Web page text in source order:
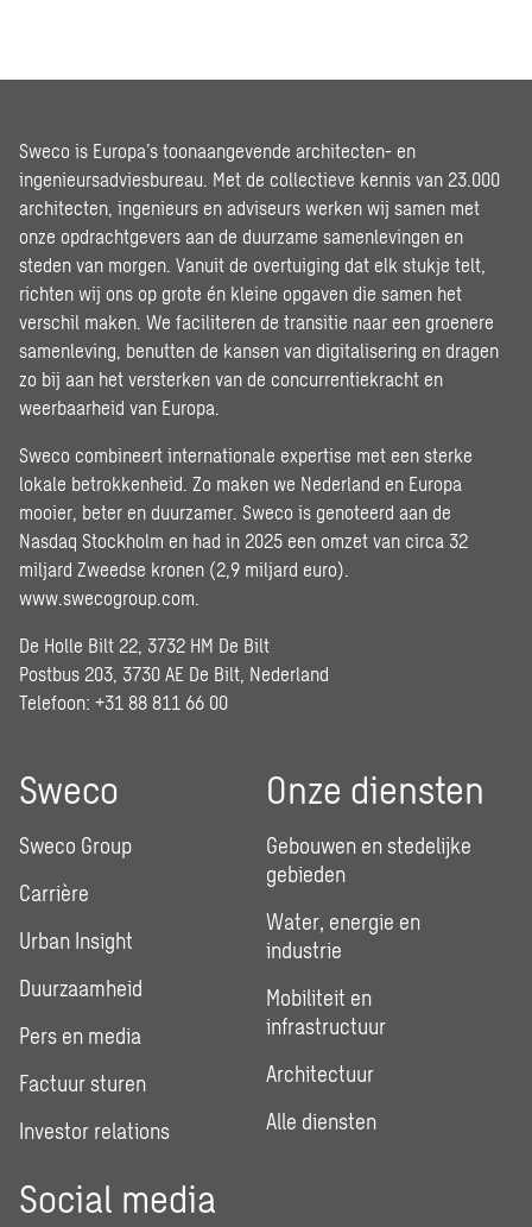
Sweco is Europa’s toonaangevende architecten- en
ingenieursadviesbureau. Met de collectieve kennis van 23.000
architecten, ingenieurs en adviseurs werken wij samen met
onze opdrachtgevers aan de duurzame samenlevingen en
steden van morgen. Vanuit de overtuiging dat elk stukje telt,
richten wij ons op grote én kleine opgaven die samen het
verschil maken. We faciliteren de transitie naar een groenere
samenleving, benutten de kansen van digitalisering en dragen
zo bij aan het versterken van de concurrentiekracht en
weerbaarheid van Europa.
Sweco combineert internationale expertise met een sterke
lokale betrokkenheid. Zo maken we Nederland en Europa
mooier, beter en duurzamer. Sweco is genoteerd aan de
Nasdaq Stockholm en had in 2025 een omzet van circa 32
miljard Zweedse kronen (2,9 miljard euro).
www.swecogroup.com
De Holle Bilt 22, 3732 HM De Bilt
Postbus 203, 3730 AE De Bilt, Nederland
Telefoon: +31 88 811 66 00
Sweco
Sweco Group
Carrière
Urban Insight
Duurzaamheid
Pers en media
Factuur sturen
Investor relations
Onze diensten
Gebouwen en stedelijke
gebieden
Water, energie en
industrie
Mobiliteit en
infrastructuur
Architectuur
Alle diensten
Social media